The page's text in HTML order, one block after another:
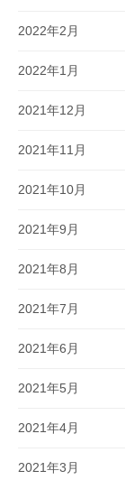
2022年2月
2022年1月
2021年12月
2021年11月
2021年10月
2021年9月
2021年8月
2021年7月
2021年6月
2021年5月
2021年4月
2021年3月